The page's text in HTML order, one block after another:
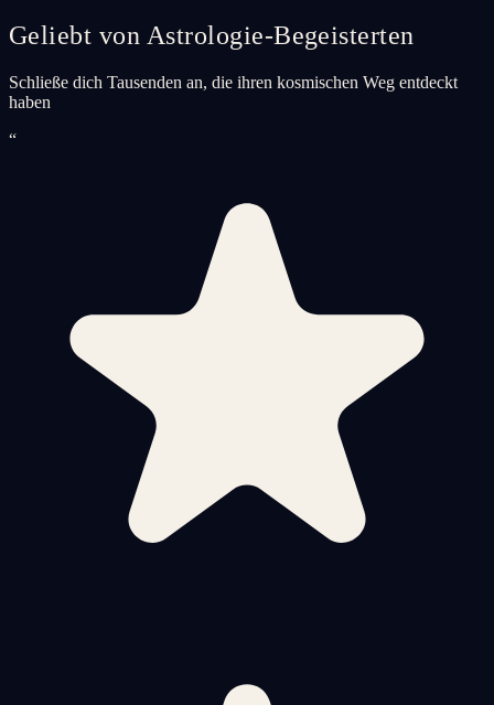
Geliebt von Astrologie-Begeisterten
Schließe dich Tausenden an, die ihren kosmischen Weg entdeckt
haben
“